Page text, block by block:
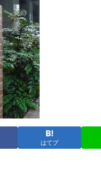
はてブ